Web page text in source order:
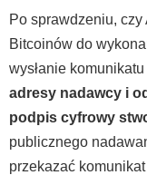
Po sprawdzeniu,
Bitcoinów do
wysłanie
adresy nadawcy i
podpis cyfrowy
publicznego
przekazać